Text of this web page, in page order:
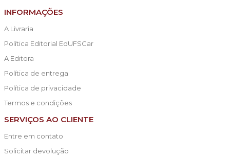
INFORMAÇÕES
A Livraria
Política Editorial EdUFSCar
A Editora
Política de entrega
Política de privacidade
Termos e condições
SERVIÇOS AO CLIENTE
Entre em contato
Solicitar devolução